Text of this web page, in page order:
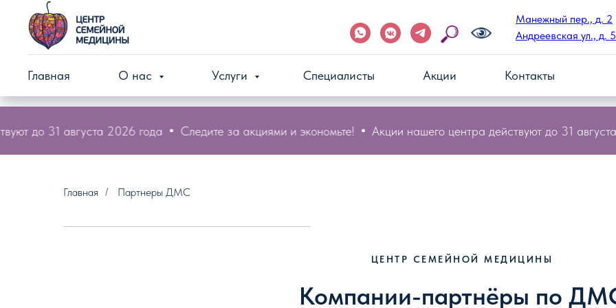
Манежный пер., д. 2
Андреевская ул., д. 5
Главная О нас Услуги Специалисты Акции Контакты
до 31 августа 2026 года Следите за акциями и экономьте! Акции нашего центра действуют до 31 августа
Главная / Партнеры ДМС
ЦЕНТР СЕМЕЙНОЙ МЕДИЦИНЫ
Компании-партнёры по